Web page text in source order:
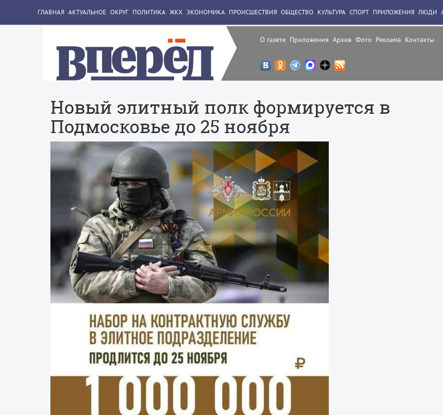
О газете Приложения Архив Фото Реклама Контакты
ГЛАВНАЯ АКТУАЛЬНОЕ ОКРУГ ПОЛИТИКА ЖКХ ЭКОНОМИКА ПРОИСШЕСТВИЯ ОБЩЕСТВО КУЛЬТУРА СПОРТ ПРИЛОЖЕНИЯ ЛЮДИ
Новый элитный полк формируется в
Подмосковье до 25 ноября